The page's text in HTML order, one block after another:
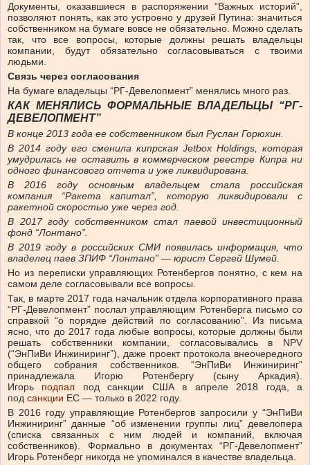
Документы, оказавшиеся в распоряжении “Важных историй”,
позволяют понять, как это устроено у друзей Путина: значиться
собственником на бумаге вовсе не обязательно. Можно сделать
так, что все вопросы, которые должны решать владельцы
компании, будут обязательно согласовываться с твоими
людьми.
Связь через согласования
На бумаге владельцы “РГ-Девелопмент” менялись много раз.
КАК МЕНЯЛИСЬ ФОРМАЛЬНЫЕ ВЛАДЕЛЬЦЫ “РГ-
ДЕВЕЛОПМЕНТ”
В конце 2013 года ее собственником был Руслан Горюхин.
В 2014 году его сменила кипрская Jetbox Holdings, которая
умудрилась не оставить в коммерческом реестре Кипра ни
одного финансового отчета и уже ликвидирована.
В 2016 году основным владельцем стала российская
компания “Ракета капитал”, которую ликвидировали с
ракетной скоростью уже через год.
В 2017 году собственником стал паевой инвестиционный
фонд “Лонтано”.
В 2019 году в российских СМИ появилась информация, что
владелец паев ЗПИФ “Лонтано” — юрист Сергей Шумей.
Но из переписки управляющих Ротенбергов понятно, с кем на
самом деле согласовывали все вопросы.
Так, в марте 2017 года начальник отдела корпоративного права
“РГ-Девелопмент” послал управляющим Ротенберга письмо со
справкой “о порядке действий по согласованию”. Из письма
ясно, что до 2017 года любые вопросы, которые должны были
решать собственники компании, согласовывались в NPV
(“ЭнПиВи Инжиниринг”), даже проект протокола внеочередного
общего собрания собственников. “ЭнПиВи Инжиниринг”
принадлежала Игорю Ротенбергу (сыну Аркадия).
Игорь подпал под санкции США в апреле 2018 года, а
под санкции ЕС — только в 2022 году.
В 2016 году управляющие Ротенбергов запросили у “ЭнПиВи
Инжиниринг” данные “об изменении группы лиц” девелопера
(списка связанных с ним людей и компаний, включая
собственников). Формально в документах “РГ-Девелопмент”
Игорь Ротенберг никогда не упоминался в качестве владельца.